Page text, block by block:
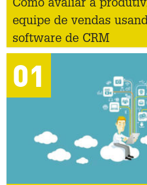
Como avaliar a
equipe de vendas
software de CRM
01